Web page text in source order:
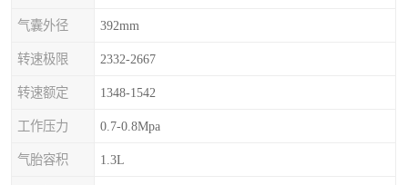
气囊外径 392mm
转速极限 2332-2667
转速额定 1348-1542
工作压力 0.7-0.8Mpa
气胎容积 1.3L